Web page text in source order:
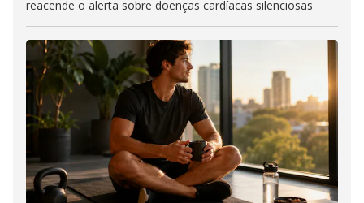
reacende o alerta sobre doenças cardíacas silenciosas